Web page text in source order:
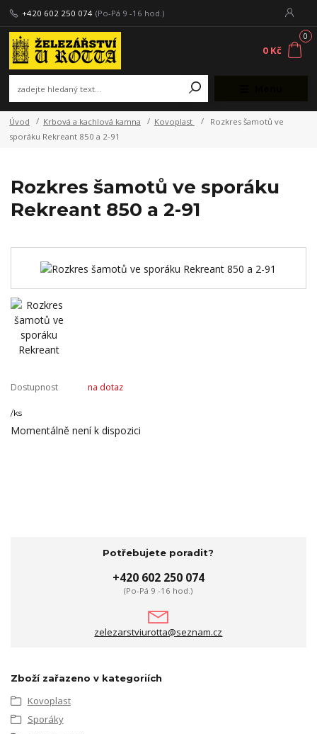
+420 602 250 074 (Po-Pá 9 -16 hod.)
0
0 Kč
Úvod Krbová a kachlová kamna Kovoplast
Rozkres šamotů ve
sporáku Rekreant 850 a 2-91
Rozkres šamotů ve sporáku
Rekreant 850 a 2-91
Dostupnost na dotaz
/ks
Momentálně není k dispozici
Potřebujete poradit?
+420 602 250 074
(Po-Pá 9 -16 hod.)
zelezarstviurotta@seznam.cz
Zboží zařazeno v kategoriích
Kovoplast
Sporáky